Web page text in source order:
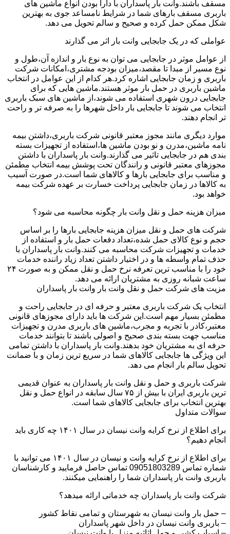
مسقف باشند.وانت بار پاسداران با دارا بودن انواع ماشین های
باربری مسقف بارهای شما در شرایط نامساعد جوی به بهترین
شکل ممکن حمل کرده و صحیح و سالم تحویل می دهد.
عواملی که در یک جابجایی وانت بار اثر می گذارند
از عوامل موثر در جابجایی می توان به نوع بار و اندازه آن،طول و
نوع مسیر از مبدا تا مقصد،میزان بودجه مشتری،امکانات شرکت
باربری و زمان جابجایی اشاره کرد.هر کدام از این عوامل در انتخاب
ماشین باربری در حمل بار موثر هستند.ماشین هایی که برای
جابجایی درون شهری استفاده می شوند،از ماشین های سبک باربری
انتخاب می شوند تا جابجایی بار داخل شهرها را به صرفه تر و راحت
تر انجام دهند.
موارد دیگری مانند مجوز معتبر قانونی شرکت باربری،داشتن بیمه
نامه ماشین،مدرن و نو بودن ماشین ها،استفاده از تجهیزات بسته
بندی هم در جابجایی تاثیر می گذارند.وانت بار پاسداران با داشتن
مجوزهای معتبر قانونی و رانندگان تحت پوشش بیمه انتخاب مطمئن
و مناسب برای جابجایی بارها و کالاهای شما است.در صورت آسیب
به کالاها در زمان جابجایی پرداخت خسارت بر عهده شرکت بیمه
خواهد بود.
میزان هزینه حمل و نقل وانت بار چگونه محاسبه می شود؟
شرکت های حمل و نقل میزان هزینه جابجایی بارها را بر اساس
حجم و نوع کالای حمل شده،تعداد دفعات حمل بار و استفاده از
خدمات و تجهیزات شرکت محاسبه می کنند.وانت بار پاسداران با
حذف تمام واسطه ها و در اختیار داشتن تعداد زیاد راننده خدمات
خود را با مناسب ترین تعرفه نرخ حمل و نقل ممکن و به صورت ۲۴
ساعت شبانه روزی به مشتریان ارائه می دهد.
مزیت های شرکت حمل و نقل وانت بار وانت بار پاسداران
انتخاب یک شرکت باربری معتبر و حرفه ای در جابجایی راحت و
مطمئن بسیار مهم است.این شرکت ها باید دارای مجوزهای قانونی
معتبر،کادر با تجربه و مجرب،ماشین های باربری مدرن و تجهیزات
مناسب جهت بسته بندی صحیح و اصولی باشند تا بتوانند خدمات
حرفه ای به مشتریان خود بدهند.وانت بار پاسداران با داشتن تمامی
این ویژگی ها جابجایی کالاهای شما در سریع ترین زمان و با ضمانت
تحویل سالم بار انجام می دهد.
شرکت باربری و حمل و نقل وانت بار پاسداران به عنوان قدیمی
ترین باربری ایران با بیش از ۷۵ سال سابقه در انواع حمل و نقل
بهترین انتخاب برای جابجایی کالاهای شما است.
سوالات متداول
برای اطلاع از نرخ کرایه وانت نیسان در سال ۱۴۰۱ چه کاری باید
انجام دهیم؟
برای اطلاع از نرخ کرایه وانت و نیسان در سال ۱۴۰۱ می توانید با
شماره تماس 09051803289 تماس حاصل فرمایید و کارشناسان
باربری وانت بار پاسداران شما را راهنمایی میکنند.
شرکت وانت بار پاسداران چه خدماتی ارائه میدهد؟
– حمل بار وانت نیسان به شهرستان و تمامی نقاط کشور
– باربری وانت نیسان در داخل شهر پاسداران